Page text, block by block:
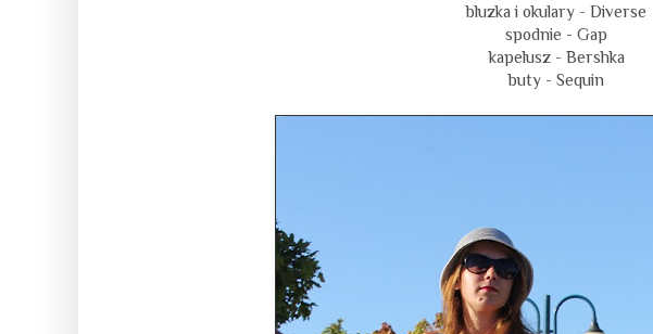
bluzka i okulary - Diverse
spodnie - Gap
kapelusz - Bershka
buty - Sequin